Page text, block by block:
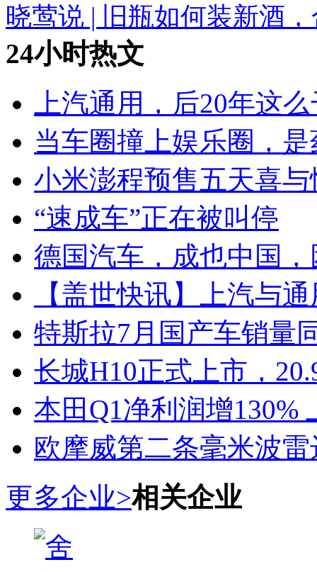
晓莺说 | 旧瓶如何装新酒
24小时热文
上汽通用，后20年这
当车圈撞上娱乐圈，
小米澎程预售五天喜与
“速成车”正在被叫停
德国汽车，成也中国
【盖世快讯】上汽与
特斯拉7月国产车销量
长城H10正式上市，
本田Q1净利润增130%
欧摩威第二条毫米波
更多企业>相关企业